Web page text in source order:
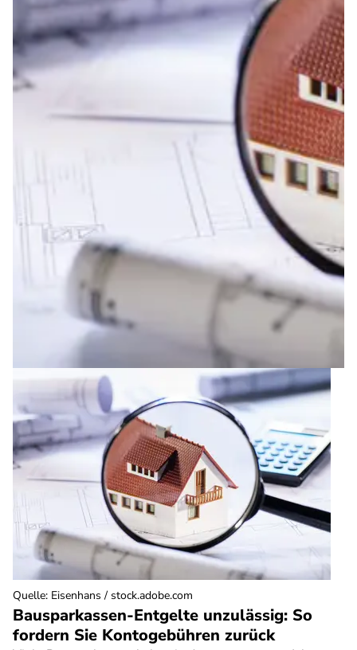
Bausparkassen-Entgelte unzulässig: So
fordern Sie Kontogebühren zurück
Quelle: Eisenhans / stock.adobe.com